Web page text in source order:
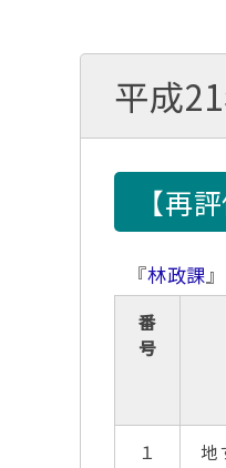
平成
【再
『林政課』
番
号
１
地